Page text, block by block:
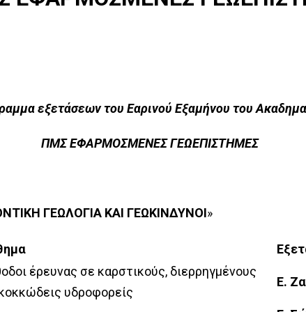
ΔΕΠ
εξετάσεων του Εαρινού Εξαμήνου του
ΠΜΣ ΕΦΑΡΜΟΣΜΕΝΕΣ ΓΕΩΕΠΙΣΤΗΜΕΣ
ΓΕΩΛΟΓΙΑ ΚΑΙ ΓΕΩΚΙΝΔΥΝΟΙ»
έρευνας σε καρστικούς, διερρηγμένους
υδροφορείς
Ε.